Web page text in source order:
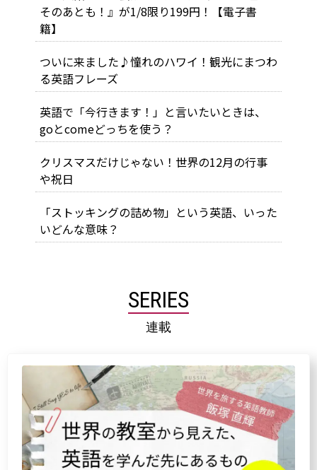
そのあとも！』が1/8限り199円！【電子書
籍】
ついに来ました♪憧れのハワイ！観光にまつわ
る英語フレーズ
英語で「今行きます！」と言いたいときは、
goとcomeどっちを使う？
クリスマスだけじゃない！世界の12月の行事
や祝日
「ストッキングの詰め物」という英語、いった
いどんな意味？
SERIES
連載